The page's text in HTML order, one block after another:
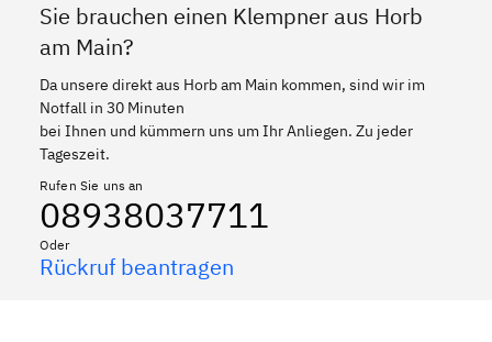
Sie brauchen einen Klempner aus Horb
am Main?
Da unsere direkt aus Horb am Main kommen, sind wir im
Notfall in 30 Minuten
bei Ihnen und kümmern uns um Ihr Anliegen. Zu jeder
Tageszeit.
Rufen Sie uns an
08938037711
Oder
Rückruf beantragen